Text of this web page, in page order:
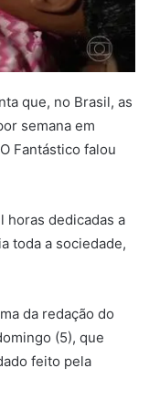
que, no Brasil, as
semana em
Fantástico falou
horas dedicadas a
toda a sociedade,
da redação do
(5), que
feito pela